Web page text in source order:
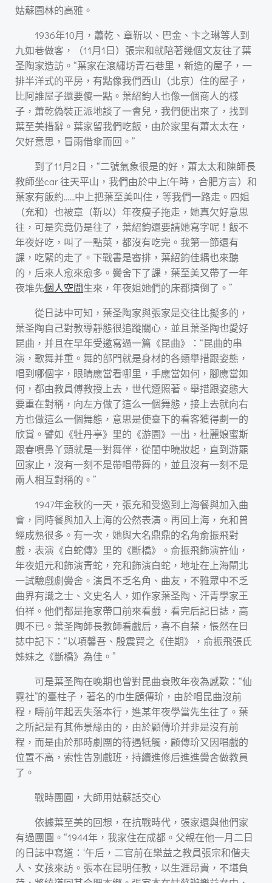
姑蘇園林的高雅。
1936年10月，蕭乾、章靳以、巴金、卞之琳等人到
九如巷做客，（11月1日）張宗和就陪著幾個文友往了葉
圣陶家造訪。“葉家在滾繡坊青石巷里，新造的屋子，一
排半洋式的平房，有點像我們西山（北京）住的屋子，
比阿誰屋子還要傻一點。葉紹鈞人也像一個商人的樣
子，蕭乾偽裝正派地談了一會兒，我們便出來了，找到
葉至美措辭。葉家留我們吃飯，由於家里有蕭太太在，
欠好意思，冒雨借傘而回。”
到了11月2日，“二號氣象很是的好，蕭太太和陳師長
教師坐car 往天平山，我們由於中上(午時，合肥方言）和
葉家有飯約……中上把葉至美叫住，等我們一路走。四姐
（充和）也被章（靳以）年夜瘦子拖走，她真欠好意思
往，可是究竟仍是往了，葉紹鈞還要請她寫字呢！飯不
年夜好吃，叫了一點菜，都沒有吃完。我第一節還有
課，吃緊的走了。下戰書是審排，葉紹鈞佳耦也來聽
的，后來人愈來愈多。黌舍下了課，葉至美又帶了一年
夜堆先個人空間生來，年夜姐她們的床都擠倒了。”
從日誌中可知，葉圣陶家與張家是交往比擬多的，
葉圣陶自己對教導靜態很追蹤關心，並且葉圣陶也愛好
昆曲，并且在早年受邀寫過一篇《昆曲》：“昆曲的串
演，歌舞并重。舞的部門就是身材的各類舉措跟姿態，
唱到哪個字，眼睛應當看哪里，手應當如何，腳應當如
何，都由教員傅教授上去，世代遵照著。舉措跟姿態大
要重在對稱，向左方做了這么一個舞態，接上去就向右
方也做這么一個舞態，意思是使臺下的看客獲得劃一的
欣賞。譬如《牡丹亭》里的《游園》一出，杜麗娘蜜斯
跟春噴鼻丫頭就是一對舞伴，從閨中曉妝起，直到游罷
回家止，沒有一刻不是帶唱帶舞的，並且沒有一刻不是
兩人相互對稱的。”
1947年金秋的一天，張充和受邀到上海餐與加入曲
會，同時餐與加入上海的公然表演。再回上海，充和曾
經成熟很多。有一次，她與大名鼎鼎的名角俞振飛對
戲，表演《白蛇傳》里的《斷橋》。俞振飛飾演許仙，
年夜姐元和飾演青蛇，充和飾演白蛇，地址在上海閘北
一試驗戲劇黌舍。演員不乏名角、曲友，不雅眾中不乏
曲界有識之士、文史名人，如作家葉圣陶、汗青學家王
伯祥。他們都是拖家帶口前來看戲，看完后記日誌，高
興不已。葉圣陶師長教師看戲后，喜不自禁，悵然在日
誌中記下：“以項馨吾、殷震賢之《佳期》，俞振飛張氏
姊妹之《斷橋》為佳。”
可是葉圣陶在晚期也曾對昆曲衰敗年夜為感歎：“仙
霓社”的臺柱子，著名的巾生顧傳玠，由於唱昆曲沒前
程，疇前年起丟失落本行，進某年夜學當先生往了。葉
之所記是有其佈景緣由的，由於顧傳玠并非是沒有前
程，而是由於那時劇團的待遇牴觸，顧傳玠又因唱戲的
位置不高，索性告別戲班，持續進修后進進黌舍做教員
了。
戰時團圓，大師用姑蘇話交心
依據葉至美的回想，在抗戰時代，張家還與他們家
有過團圓。“1944年，我家住在成都。父親在他一月二日
的日誌中寫道：‘午后，二官前在樂益之教員張宗和偕夫
人、女孩來訪。張本在昆明任教，以生涯昂貴，不堪負